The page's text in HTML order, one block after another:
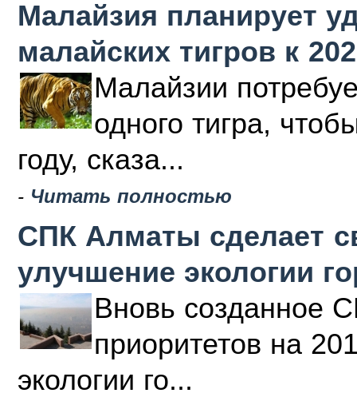
Малайзия планирует
малайских тигров к
Малайзии
одного тигра,
году, сказа...
- Читать полностью
СПК Алматы сделает
улучшение экологии
Вновь созданное
приоритетов на
экологии го...